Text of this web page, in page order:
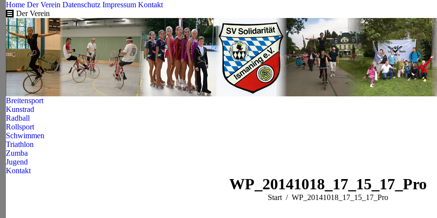
Home Der Verein Datenschutz Impressum Kontakt
Der Verein
Breitensport
Kunstrad
Radball
Rollsport
Schwimmen
Triathlon
Zumba
Jugend
Kontakt
WP_20141018_17_15_17_Pro
Sie befinden sich hier:
Start WP_20141018_17_15_17_Pro